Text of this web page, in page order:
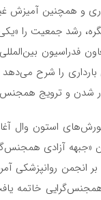
و همچنین آمیزش
رشد جمعیت را
را شرح
شدن و ترویج
«جبهه آزادی
خاتمه